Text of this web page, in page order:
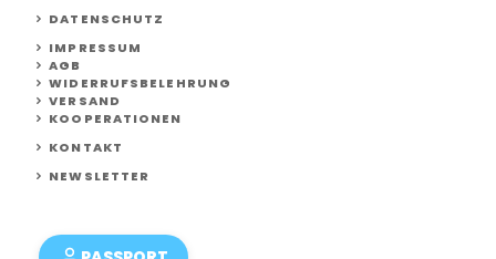
DATENSCHUTZ
IMPRESSUM
AGB
WIDERRUFSBELEHRUNG
VERSAND
KOOPERATIONEN
KONTAKT
NEWSLETTER